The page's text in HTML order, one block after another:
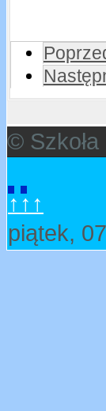
©
↑↑↑
piątek,